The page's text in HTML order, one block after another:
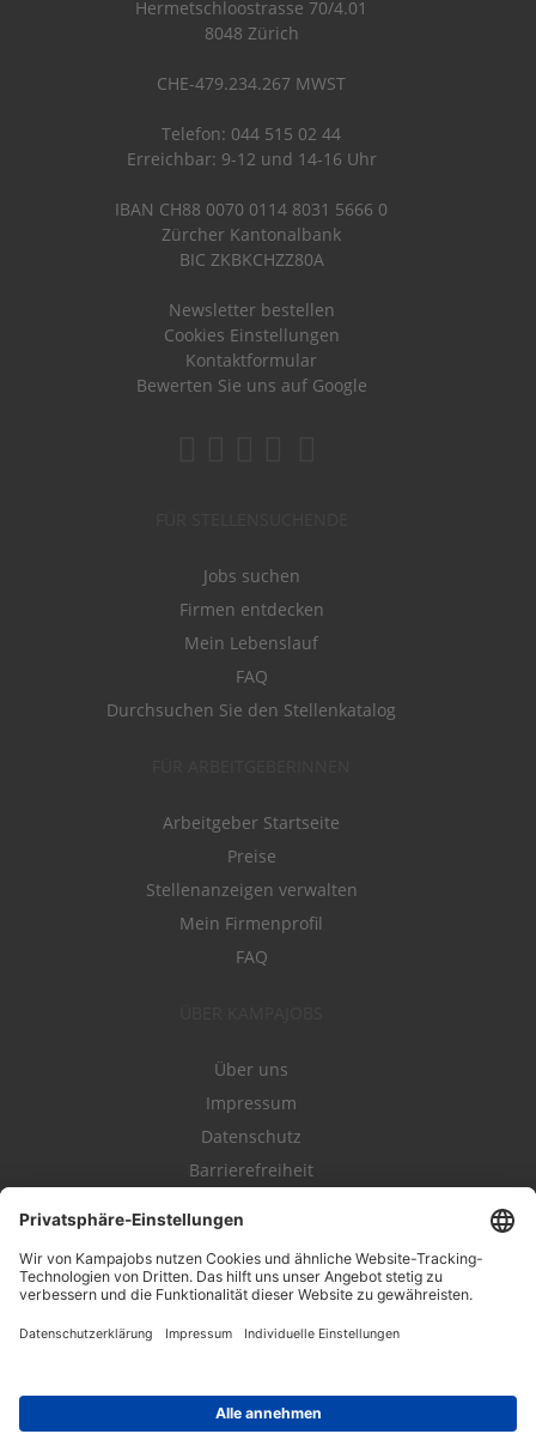
Hermetschloostrasse 70/4.01
8048 Zürich
CHE-479.234.267 MWST
Telefon: 044 515 02 44
Erreichbar: 9-12 und 14-16 Uhr
IBAN CH88 0070 0114 8031 5666 0
Zürcher Kantonalbank
BIC ZKBKCHZZ80A
Newsletter bestellen
Cookies Einstellungen
Kontaktformular
Bewerten Sie uns auf Google
Jobs suchen
Firmen entdecken
Mein Lebenslauf
FAQ
Durchsuchen Sie den Stellenkatalog
Arbeitgeber Startseite
Preise
Stellenanzeigen verwalten
Mein Firmenprofil
FAQ
Über uns
Impressum
Datenschutz
Barrierefreiheit
Campajobs Romandie
Kampahire
Kampagnenforum
LeadNow